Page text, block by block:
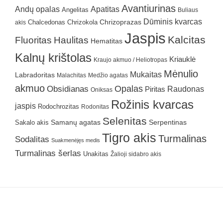
Andų opalas Angelitas Apatitas Avantiurinas Buliaus
akis Chalcedonas Chrizokola Chrizoprazas Dūminis kvarcas
Fluoritas Haulitas Hematitas Jaspis Kalcitas
Kalnų krištolas Kraujo akmuo / Heliotropas Kriauklė
Labradoritas Malachitas Medžio agatas Mukaitas Mėnulio
akmuo Obsidianas Oniksas Opalas Piritas Raudonas
jaspis Rodochrozitas Rodonitas Rožinis kvarcas
Sakalo akis Samanų agatas Selenitas Serpentinas
Sodalitas Suakmenėjęs medis Tigro akis Turmalinas
Turmalinas šerlas Unakitas Žalioji sidabro akis